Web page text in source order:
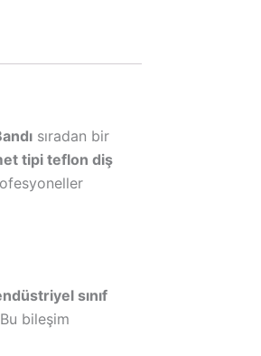
sıradan bir
tipi teflon diş
sınıf
bileşim